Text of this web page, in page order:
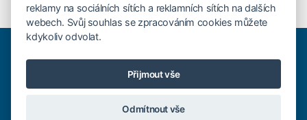
Cookies
reklamy na sociálních sítích a reklamních sítích na dalších
webech. Svůj souhlas se zpracováním cookies můžete
kdykoliv odvolat.
Přijmout vše
Odmítnout vše